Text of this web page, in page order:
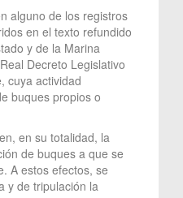
alguno de los registros
en el texto refundido
y de la Marina
Decreto Legislativo
cuya actividad
buques propios o
en su totalidad, la
de buques a que se
A estos efectos, se
y de tripulación la